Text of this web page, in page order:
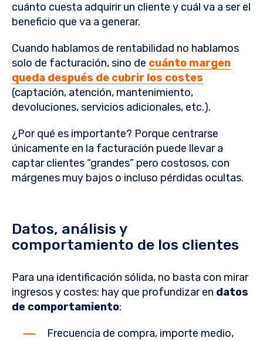
cuánto cuesta adquirir un cliente y cuál va a ser el
beneficio que va a generar.
Cuando hablamos de rentabilidad no hablamos
solo de facturación, sino de cuánto margen
queda después de cubrir los costes
(captación, atención, mantenimiento,
devoluciones, servicios adicionales, etc.).
¿Por qué es importante? Porque centrarse
únicamente en la facturación puede llevar a
captar clientes “grandes” pero costosos, con
márgenes muy bajos o incluso pérdidas ocultas.
Datos, análisis y
comportamiento de los clientes
Para una identificación sólida, no basta con mirar
ingresos y costes: hay que profundizar en datos
de comportamiento:
Frecuencia de compra, importe medio,